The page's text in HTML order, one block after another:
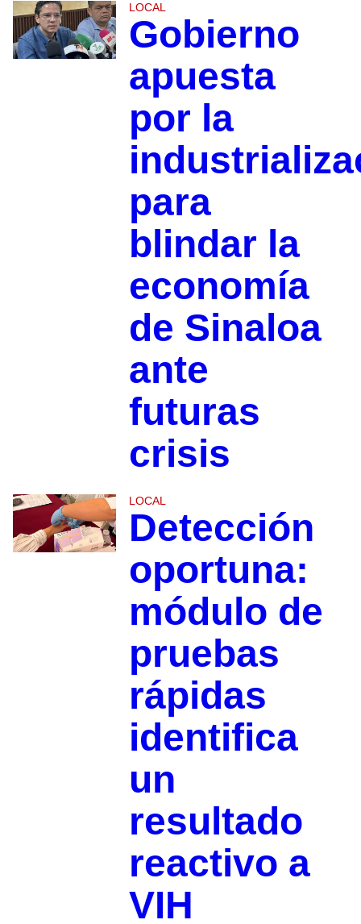
LOCAL
Gobierno
apuesta
por la
para
blindar la
economía
de Sinaloa
ante
futuras
crisis
LOCAL
Detección
oportuna:
módulo de
pruebas
rápidas
identifica
un
resultado
reactivo a
VIH